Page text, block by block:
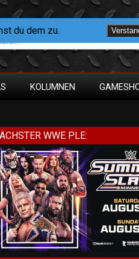
KOLUMNEN
WWE PLE:
du dem zu.